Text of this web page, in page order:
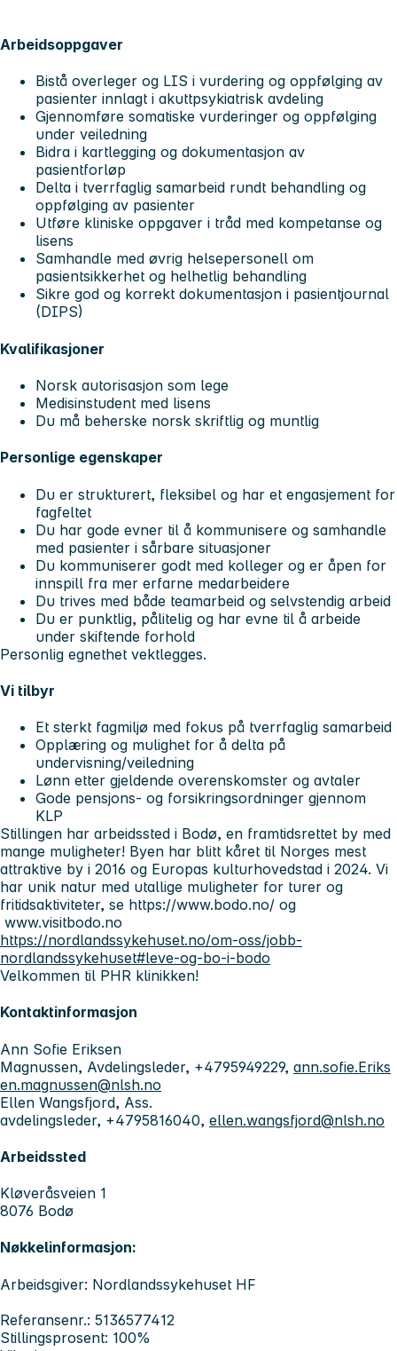
Arbeidsoppgaver
Bistå overleger og LIS i vurdering og oppfølging av
pasienter innlagt i akuttpsykiatrisk avdeling
Gjennomføre somatiske vurderinger og oppfølging
under veiledning
Bidra i kartlegging og dokumentasjon av
pasientforløp
Delta i tverrfaglig samarbeid rundt behandling og
oppfølging av pasienter
Utføre kliniske oppgaver i tråd med kompetanse og
lisens
Samhandle med øvrig helsepersonell om
pasientsikkerhet og helhetlig behandling
Sikre god og korrekt dokumentasjon i pasientjournal
(DIPS)
Kvalifikasjoner
Norsk autorisasjon som lege
Medisinstudent med lisens
Du må beherske norsk skriftlig og muntlig
Personlige egenskaper
Du er strukturert, fleksibel og har et engasjement for
fagfeltet
Du har gode evner til å kommunisere og samhandle
med pasienter i sårbare situasjoner
Du kommuniserer godt med kolleger og er åpen for
innspill fra mer erfarne medarbeidere
Du trives med både teamarbeid og selvstendig arbeid
Du er punktlig, pålitelig og har evne til å arbeide
under skiftende forhold
Personlig egnethet vektlegges.
Vi tilbyr
Et sterkt fagmiljø med fokus på tverrfaglig samarbeid
Opplæring og mulighet for å delta på
undervisning/veiledning
Lønn etter gjeldende overenskomster og avtaler
Gode pensjons- og forsikringsordninger gjennom
KLP
Stillingen har arbeidssted i Bodø, en framtidsrettet by med
mange muligheter! Byen har blitt kåret til Norges mest
attraktive by i 2016 og Europas kulturhovedstad i 2024. Vi
har unik natur med utallige muligheter for turer og
fritidsaktiviteter, se https://www.bodo.no/ og
www.visitbodo.no
https://nordlandssykehuset.no/om-oss/jobb-
nordlandssykehuset#leve-og-bo-i-bodo
Velkommen til PHR klinikken!
Kontaktinformasjon
Ann Sofie Eriksen
Magnussen, Avdelingsleder, +4795949229, ann.sofie.Eriks
en.magnussen@nlsh.no
Ellen Wangsfjord, Ass.
avdelingsleder, +4795816040, ellen.wangsfjord@nlsh.no
Arbeidssted
Kløveråsveien 1
8076 Bodø
Nøkkelinformasjon:
Arbeidsgiver: Nordlandssykehuset HF
Referansenr.: 5136577412
Stillingsprosent: 100%